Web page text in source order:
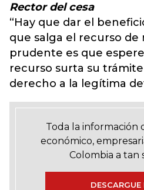
Rector del cesa
“Hay que dar el
que salga el recurso de
prudente es que
recurso surta su
derecho a la legítima
Toda la información
económico,
Colombia a tan